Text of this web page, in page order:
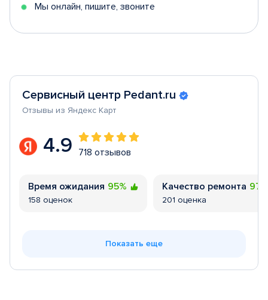
Мы онлайн, пишите, звоните
Сервисный центр Pedant.ru
Отзывы из Яндекс Карт
4.9 718 отзывов
Время ожидания 95%
158 оценок
Качество ремонта
201 оценка
Показать еще